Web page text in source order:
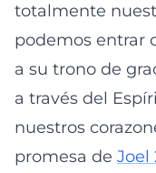
totalmente
podemos entrar
a su trono de
a través del
nuestros
promesa de Joel